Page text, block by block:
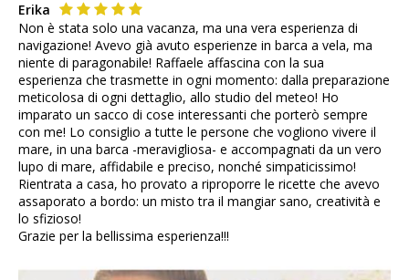
Erika
Non è stata solo una vacanza, ma una vera esperienza di
navigazione! Avevo già avuto esperienze in barca a vela, ma
niente di paragonabile! Raffaele affascina con la sua
esperienza che trasmette in ogni momento: dalla preparazione
meticolosa di ogni dettaglio, allo studio del meteo! Ho
imparato un sacco di cose interessanti che porterò sempre
con me! Lo consiglio a tutte le persone che vogliono vivere il
mare, in una barca -meravigliosa- e accompagnati da un vero
lupo di mare, affidabile e preciso, nonché simpaticissimo!
Rientrata a casa, ho provato a riproporre le ricette che avevo
assaporato a bordo: un misto tra il mangiar sano, creatività e
lo sfizioso!
Grazie per la bellissima esperienza!!!